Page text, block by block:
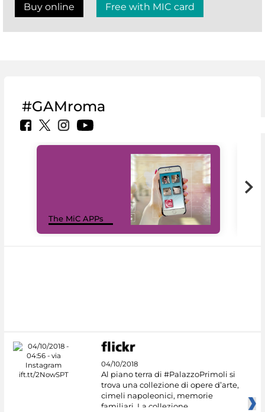
Buy online Free with MIC card
#GAMroma
The MiC APPs
04/10/2018
Al piano terra di #PalazzoPrimoli si
trova una collezione di opere d’arte,
cimeli napoleonici, memorie
familiari. La collezione